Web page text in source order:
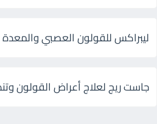
ليبراكس للقولون العصبي والمعدة
جاست ريج لعلاج أعراض القولون